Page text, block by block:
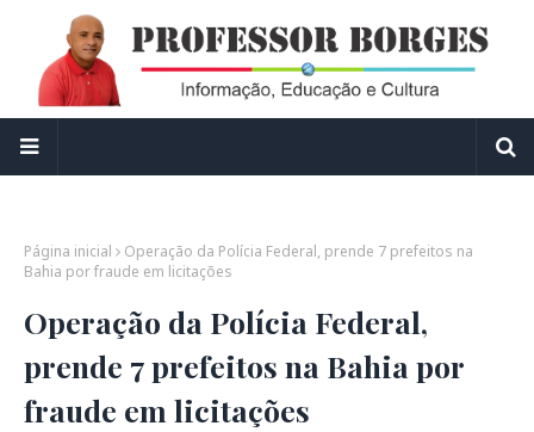
Página inicial
Operação da Polícia Federal, prende 7 prefeitos na
Bahia por fraude em licitações
Operação da Polícia Federal,
prende 7 prefeitos na Bahia por
fraude em licitações